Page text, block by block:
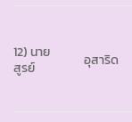
12) นาย
สูรย์
อุสาริด